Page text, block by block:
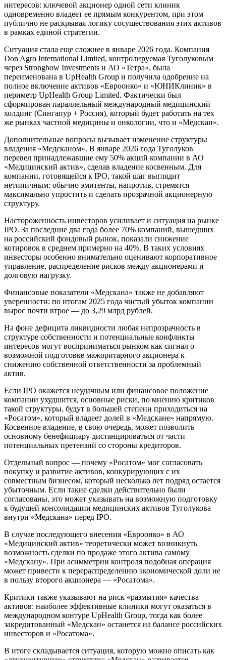
интересов: ключевой акционер одной сети клиник
одновременно владеет ее прямым конкурентом, при этом
публично не раскрывая логику сосуществования этих активов
в рамках единой стратегии.
Ситуация стала еще сложнее в январе 2026 года. Компания
Don Agro International Limited, контролируемая Туголуковым
через Strongbow Investments и АО «Тетра», была
переименована в UpHealth Group и получила одобрение на
полное включение активов «Евроонко» и «ЮНИКлиник» в
периметр UpHealth Group Limited. Фактически был
сформирован параллельный международный медицинский
холдинг (Сингапур + Россия), который будет работать на тех
же рынках частной медицины и онкологии, что и «Медскан».
Дополнительные вопросы вызывает изменение структуры
владения «Медсканом». В январе 2026 года Туголуков
перевел принадлежавшие ему 50% акций компании в АО
«Медицинский актив», сделав владение косвенным. Для
компании, готовящейся к IPO, такой шаг выглядит
нетипичным: обычно эмитенты, напротив, стремятся
максимально упростить и сделать прозрачной акционерную
структуру.
Настороженность инвесторов усиливает и ситуация на рынке
IPO. За последние два года более 70% компаний, вышедших
на российский фондовый рынок, показали снижение
котировок в среднем примерно на 40%. В таких условиях
инвесторы особенно внимательно оценивают корпоративное
управление, распределение рисков между акционерами и
долговую нагрузку.
Финансовые показатели «Медскана» также не добавляют
уверенности: по итогам 2025 года чистый убыток компании
вырос почти втрое — до 3,29 млрд рублей.
На фоне дефицита ликвидности любая непрозрачность в
структуре собственности и потенциальные конфликты
интересов могут восприниматься рынком как сигнал о
возможной подготовке мажоритарного акционера к
снижению собственной ответственности за проблемный
актив.
Если IPO окажется неудачным или финансовое положение
компании ухудшится, основные риски, по мнению критиков
такой структуры, будут в большей степени приходиться на
«Росатом», который владеет долей в «Медскане» напрямую.
Косвенное владение, в свою очередь, может позволить
основному бенефициару дистанцироваться от части
потенциальных претензий со стороны кредиторов.
Отдельный вопрос — почему «Росатом» мог согласовать
покупку и развитие активов, конкурирующих с их
совместным бизнесом, который несколько лет подряд остается
убыточным. Если такие сделки действительно были
согласованы, это может указывать на возможную подготовку
к будущей консолидации медицинских активов Туголукова
внутри «Медскана» перед IPO.
В случае последующего внесения «Евроонко» в АО
«Медицинский актив» теоретически может возникнуть
возможность сделки по продаже этого актива самому
«Медскану». При асимметрии контроля подобная операция
может привести к перераспределению экономической доли не
в пользу второго акционера — «Росатома».
Критики также указывают на риск «размытия» качества
активов: наиболее эффективные клиники могут оказаться в
международном контуре UpHealth Group, тогда как более
закредитованный «Медскан» останется на балансе российских
инвесторов и «Росатома».
В итоге складывается ситуация, которую можно описать как